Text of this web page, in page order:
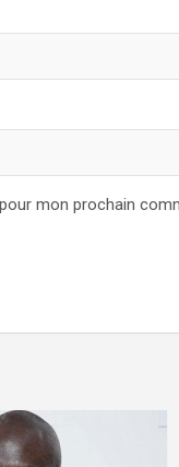
mon prochain